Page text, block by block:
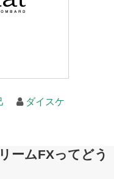
ダイスケ
ームFXってどう